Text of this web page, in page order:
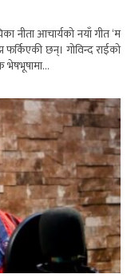
नीता आचार्यको नयाँ गीत ‘म
छन्। गोविन्द राईको
भेषभूषामा...